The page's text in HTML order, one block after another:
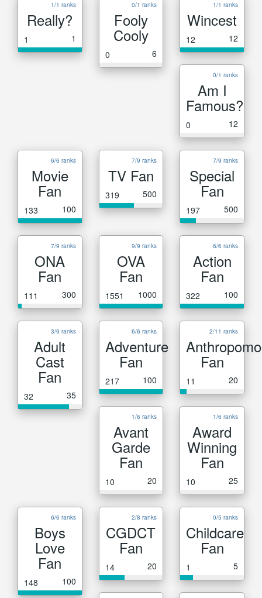
1/1 ranks
Really?
1 1
0/1 ranks
Fooly
Cooly
0 6
1/1 ranks
Wincest
12 12
0/1 ranks
Am I
Famous?
0 12
6/6 ranks
Movie
Fan
133 100
7/9 ranks
TV Fan
319 500
7/9 ranks
Special
Fan
197 500
7/9 ranks
ONA
Fan
111 300
9/9 ranks
OVA
Fan
1551 1000
6/6 ranks
Action
Fan
322 100
3/9 ranks
Adult
Cast
Fan
32 35
6/6 ranks
Adventure
Fan
217 100
2/11 ranks
Fan
11 20
1/6 ranks
Avant
Garde
Fan
10 20
1/6 ranks
Award
Winning
Fan
10 25
6/6 ranks
Boys
Love
Fan
148 100
2/8 ranks
CGDCT
Fan
14 20
0/5 ranks
Childcare
Fan
1 5